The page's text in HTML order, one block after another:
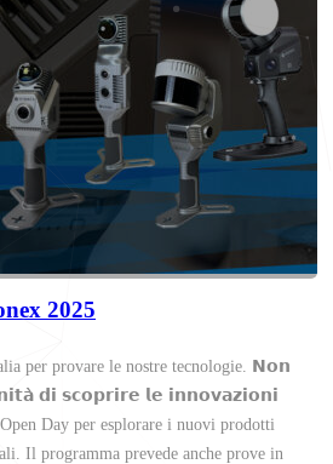
2025
per provare le nostre tecnologie. 𝗡𝗼𝗻
𝗱𝗶 𝘀𝗰𝗼𝗽𝗿𝗶𝗿𝗲 𝗹𝗲 𝗶𝗻𝗻𝗼𝘃𝗮𝘇𝗶𝗼𝗻𝗶
Day per esplorare i nuovi prodotti
Il programma prevede anche prove in